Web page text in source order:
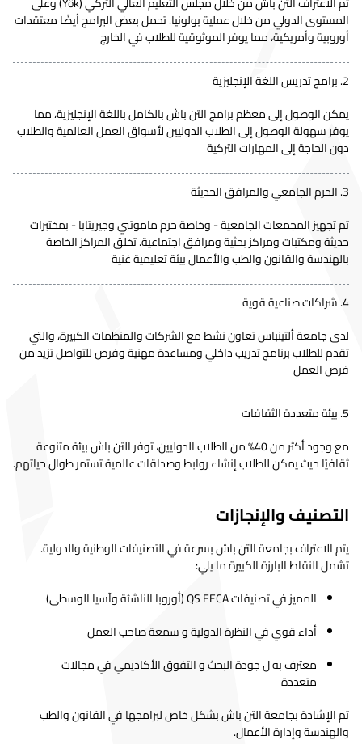
هندسة
الكهرباء و
الحاسوب
التركية 5,865.00$
5,571.75$
قانون
التجارة
الدولية
التركية
علم النفس الإنجليزية 10,625.00$
10,625.00$
إدارة أعمال
الإنجليزية 5,865.00$
5,571.75$
علم النفس
الإنجليزية
الطبيعي
والتأهيل
التركية 2,750.00$
2,612.50$
المستوى الدولي من خلال عملية بولونيا. تحمل بعض البرامج أيضًا معتقدات
أوروبية وأمريكية، مما يوفر الموثوقية للطلاب في الخارج
2. برامج تدريس اللغة الإنجليزية
يمكن الوصول إلى معظم برامج التن باش بالكامل باللغة الإنجليزية، مما
يوفر سهولة الوصول إلى الطلاب الدوليين لأسواق العمل العالمية والطلاب
دون الحاجة إلى المهارات التركية
3. الحرم الجامعي والمرافق الحديثة
تم تجهيز المجمعات الجامعية - وخاصة حرم ماموتبي وجيريتابا - بمختبرات
حديثة ومكتبات ومراكز بحثية ومرافق اجتماعية. تخلق المراكز الخاصة
بالهندسة والقانون والطب والأعمال بيئة تعليمية غنية
4. شراكات صناعية قوية
لدى جامعة ألتينباس تعاون نشط مع الشركات والمنظمات الكبيرة، والتي
تقدم للطلاب برنامج تدريب داخلي ومساعدة مهنية وفرص للتواصل تزيد من
فرص العمل
5. بيئة متعددة الثقافات
مع وجود أكثر من 40% من الطلاب الدوليين، توفر التن باش بيئة متنوعة
ثقافيًا حيث يمكن للطلاب إنشاء روابط وصداقات عالمية تستمر طوال حياتهم.
التصنيف والإنجازات
يتم الاعتراف بجامعة التن باش بسرعة في التصنيفات الوطنية والدولية.
تشمل النقاط البارزة الكبيرة ما يلي:
المميز في تصنيفات QS EECA (أوروبا الناشئة وآسيا الوسطى)
أداء قوي في النظرة الدولية و سمعة صاحب العمل
معترف به ل جودة البحث و التفوق الأكاديمي في مجالات
متعددة
تم الإشادة بجامعة التن باش بشكل خاص لبرامجها في القانون والطب
والهندسة وإدارة الأعمال.